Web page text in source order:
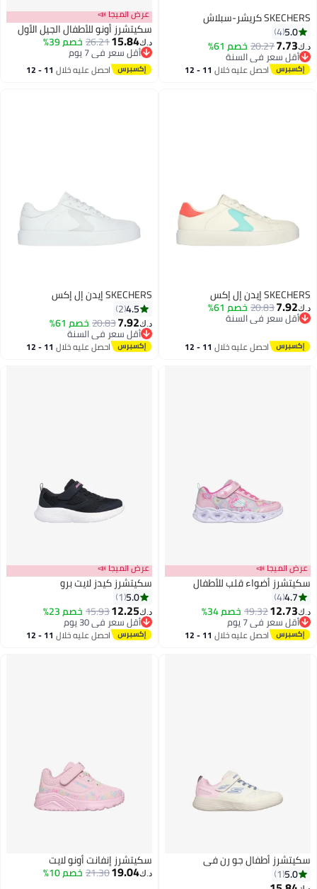
SKECHERS كريشر-سبلاش
5.0
4
د.ك‏7.73
20.27خصم 61%
أقل سعر في السنة
أقل سعر في السنة
احصل عليه خلال 11 - 12
4
عرض الميجا 📣
سكيتشرز أونو للأطفال الجيل الأول
د.ك‏15.84
26.21خصم 39%
أقل سعر في 7 يوم
أقل سعر في 7 يوماحصل عليه خلال 11 - 12
SKECHERS إيدن إل إكس
د.ك‏7.92
20.83خصم 61%
أقل سعر في السنة
أقل سعر في السنة
احصل عليه خلال 11 - 12
SKECHERS إيدن إل إكس
4.5
2
د.ك‏7.92
20.83خصم 61%
أقل سعر في السنة
أقل سعر في السنة
احصل عليه خلال 11 - 12
2
عرض الميجا 📣
سكيتشرز أضواء قلب للأطفال
4.7
4
د.ك‏12.73
19.32خصم 34%
أقل سعر في 7 يوم
أقل سعر في 7 يوماحصل عليه خلال 11 - 12
5
عرض الميجا 📣
سكيتشرز كيدز لايت برو
5.0
1
د.ك‏12.25
15.93خصم 23%
أقل سعر في 30 يوم
أقل سعر في 30 يوماحصل عليه خلال 11 - 12
سكيتشرز أطفال جو رن في
5.0
1
سكيتشرز إنفانت أونو لايت
د.ك‏19.04
21.30خصم 10%